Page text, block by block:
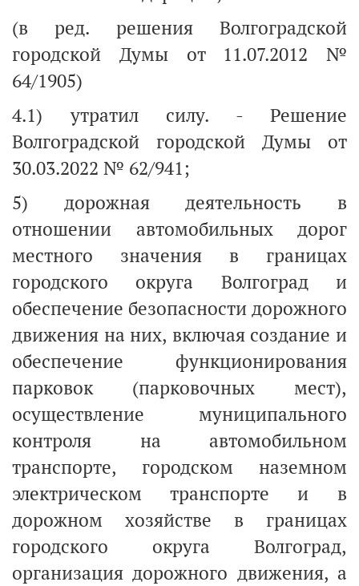
(в ред. решения Волгоградской
городской Думы от 11.07.2012 №
64/1905)
4.1) утратил силу. - Решение
Волгоградской городской Думы от
30.03.2022 № 62/941;
5) дорожная деятельность в
отношении автомобильных дорог
местного значения в границах
городского округа Волгоград и
обеспечение безопасности дорожного
движения на них, включая создание и
обеспечение функционирования
парковок (парковочных мест),
осуществление муниципального
контроля на автомобильном
транспорте, городском наземном
электрическом транспорте и в
дорожном хозяйстве в границах
городского округа Волгоград,
организация дорожного движения, а